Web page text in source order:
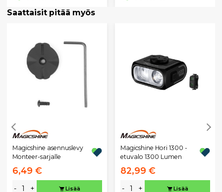
Saattaisit pitää myös
Magicshine asennuslevy
Monteer-sarjalle
6,49 €
- + Lisää
Magicshine Hori 1300 -
etuvalo 1300 Lumen
82,99 €
- + Lisää